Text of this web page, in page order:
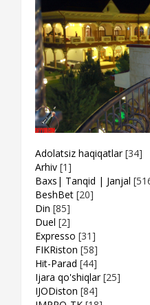
Adolatsiz haqiqatlar [34]
Arhiv [1]
Baxs| Tanqid | Janjal
BeshBet [20]
Din [85]
Duel [2]
Expresso [31]
FIKRiston [58]
Hit-Parad [44]
Ijara qo'shiqlar [25]
IJODiston [84]